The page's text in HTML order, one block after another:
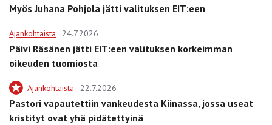
Myös Juhana Pohjola jätti valituksen EIT:een
Ajankohtaista 24.7.2026
Päivi Räsänen jätti EIT:een valituksen korkeimman
oikeuden tuomiosta
Ajankohtaista 22.7.2026
Pastori vapautettiin vankeudesta Kiinassa, jossa useat
kristityt ovat yhä pidätettyinä